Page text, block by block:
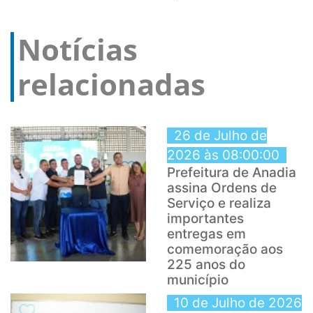
Notícias
relacionadas
26 de Julho de
2026 às 08:00:00
Prefeitura de Anadia
assina Ordens de
Serviço e realiza
importantes
entregas em
comemoração aos
225 anos do
município
10 de Julho de 2026